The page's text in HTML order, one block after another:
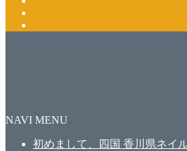
NAVI MENU
初めまして、四国 香川県ネイ